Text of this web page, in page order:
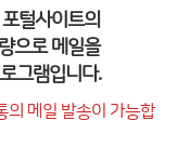
털사이트의
으로 메일을
그램입니다.
메일 발송이 가능합